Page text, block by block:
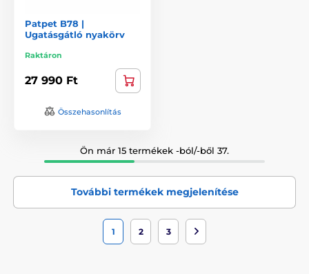
Patpet B78 |
Ugatásgátló nyakörv
Raktáron
27 990 Ft
Összehasonlítás
Ön már 15 termékek -ból/-ből 37.
További termékek megjelenítése
1 2 3